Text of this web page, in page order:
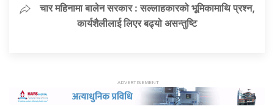
चार महिनामा बालेन सरकार : सल्लाहकारको भूमिकामाथि प्रश्न,
कार्यशैलीलाई लिएर बढ्यो असन्तुष्टि